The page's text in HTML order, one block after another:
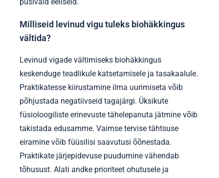
Milliseid levinud vigu tuleks biohäkkingus
vältida?
Levinud vigade vältimiseks biohäkkingus
keskenduge teadlikule katsetamisele ja tasakaalule.
Praktikatesse kiirustamine ilma uurimiseta võib
põhjustada negatiivseid tagajärgi. Üksikute
füsioloogiliste erinevuste tähelepanuta jätmine võib
takistada edusamme. Vaimse tervise tähtsuse
eiramine võib füüsilisi saavutusi õõnestada.
Praktikate järjepidevuse puudumine vähendab
tõhusust. Alati andke prioriteet ohutusele ja